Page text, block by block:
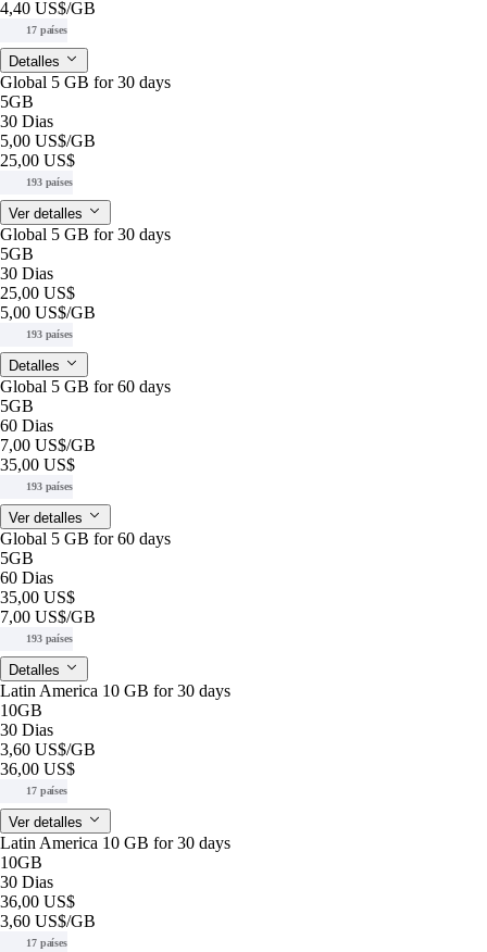
4,40 US$/GB
17 países
Detalles
Global 5 GB for 30 days
5GB
30 Dias
5,00 US$/GB
25,00 US$
193 países
Ver detalles
Global 5 GB for 30 days
5GB
30 Dias
25,00 US$
5,00 US$/GB
193 países
Detalles
Global 5 GB for 60 days
5GB
60 Dias
7,00 US$/GB
35,00 US$
193 países
Ver detalles
Global 5 GB for 60 days
5GB
60 Dias
35,00 US$
7,00 US$/GB
193 países
Detalles
Latin America 10 GB for 30 days
10GB
30 Dias
3,60 US$/GB
36,00 US$
17 países
Ver detalles
Latin America 10 GB for 30 days
10GB
30 Dias
36,00 US$
3,60 US$/GB
17 países